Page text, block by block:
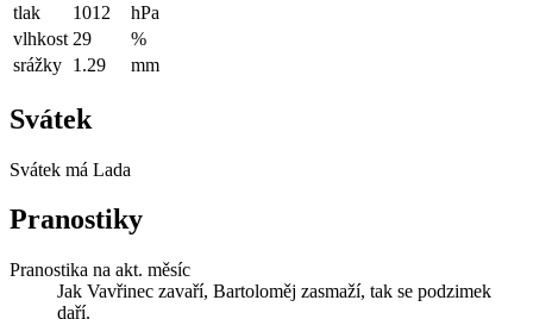
tlak
1012
hPa
vlhkost 29
%
srážky 1.29 mm
Svátek
Svátek má Lada
Pranostiky
Pranostika na akt. měsíc
Jak Vavřinec zavaří, Bartoloměj zasmaží, tak se podzimek
daří.